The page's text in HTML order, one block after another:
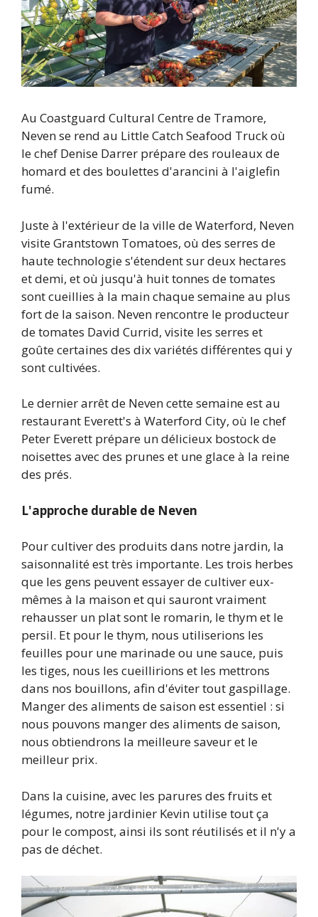
Au Coastguard Cultural Centre de Tramore,
Neven se rend au Little Catch Seafood Truck où
le chef Denise Darrer prépare des rouleaux de
homard et des boulettes d'arancini à l'aiglefin
fumé.
Juste à l'extérieur de la ville de Waterford, Neven
visite Grantstown Tomatoes, où des serres de
haute technologie s'étendent sur deux hectares
et demi, et où jusqu'à huit tonnes de tomates
sont cueillies à la main chaque semaine au plus
fort de la saison. Neven rencontre le producteur
de tomates David Currid, visite les serres et
goûte certaines des dix variétés différentes qui y
sont cultivées.
Le dernier arrêt de Neven cette semaine est au
restaurant Everett's à Waterford City, où le chef
Peter Everett prépare un délicieux bostock de
noisettes avec des prunes et une glace à la reine
des prés.
L'approche durable de Neven
Pour cultiver des produits dans notre jardin, la
saisonnalité est très importante. Les trois herbes
que les gens peuvent essayer de cultiver eux-
mêmes à la maison et qui sauront vraiment
rehausser un plat sont le romarin, le thym et le
persil. Et pour le thym, nous utiliserions les
feuilles pour une marinade ou une sauce, puis
les tiges, nous les cueillirions et les mettrons
dans nos bouillons, afin d'éviter tout gaspillage.
Manger des aliments de saison est essentiel : si
nous pouvons manger des aliments de saison,
nous obtiendrons la meilleure saveur et le
meilleur prix.
Dans la cuisine, avec les parures des fruits et
légumes, notre jardinier Kevin utilise tout ça
pour le compost, ainsi ils sont réutilisés et il n'y a
pas de déchet.